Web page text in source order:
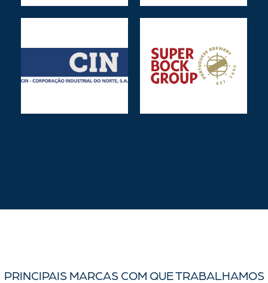
PRINCIPAIS MARCAS COM QUE TRABALHAMOS